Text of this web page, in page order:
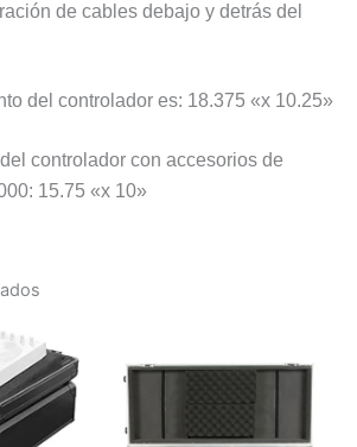
de cables debajo y detrás del
del controlador es: 18.375 «x 10.25»
controlador con accesorios de
15.75 «x 10»